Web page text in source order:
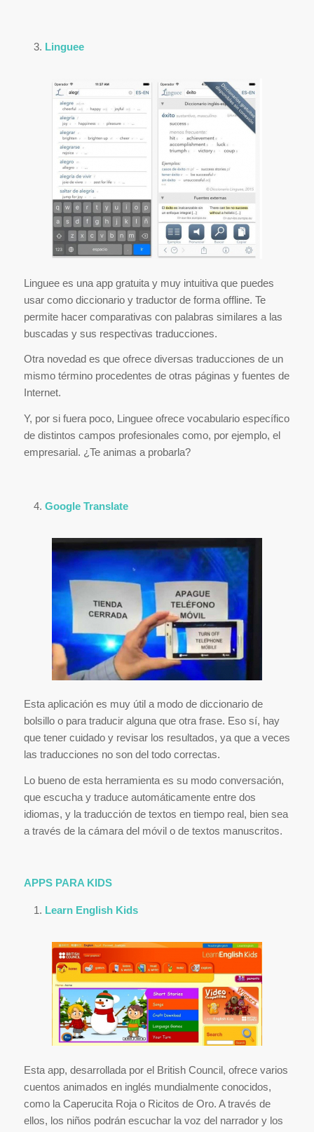
Linguee
Linguee es una app gratuita y muy intuitiva que puedes
usar como diccionario y traductor de forma offline. Te
permite hacer comparativas con palabras similares a las
buscadas y sus respectivas traducciones.
Otra novedad es que ofrece diversas traducciones de un
mismo término procedentes de otras páginas y fuentes de
Internet.
Y, por si fuera poco, Linguee ofrece vocabulario específico
de distintos campos profesionales como, por ejemplo, el
empresarial. ¿Te animas a probarla?
Google Translate
Esta aplicación es muy útil a modo de diccionario de
bolsillo o para traducir alguna que otra frase. Eso sí, hay
que tener cuidado y revisar los resultados, ya que a veces
las traducciones no son del todo correctas.
Lo bueno de esta herramienta es su modo conversación,
que escucha y traduce automáticamente entre dos
idiomas, y la traducción de textos en tiempo real, bien sea
a través de la cámara del móvil o de textos manuscritos.
APPS PARA KIDS
Learn English Kids
Esta app, desarrollada por el British Council, ofrece varios
cuentos animados en inglés mundialmente conocidos,
como la Caperucita Roja o Ricitos de Oro. A través de
ellos, los niños podrán escuchar la voz del narrador y los